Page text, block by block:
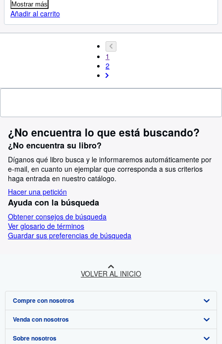
Mostrar más
Añadir al carrito
1
2
¿No encuentra lo que está buscando?
¿No encuentra su libro?
Díganos qué libro busca y le informaremos automáticamente por
e-mail, en cuanto un ejemplar que corresponda a sus criterios
haga entrada en nuestro catálogo.
Hacer una petición
Ayuda con la búsqueda
Obtener consejos de búsqueda
Ver glosario de términos
Guardar sus preferencias de búsqueda
VOLVER AL INICIO
Compre con nosotros
Búsqueda avanzada
Colecciones
Venda con nosotros
Comenzar a vender
Sobre nosotros